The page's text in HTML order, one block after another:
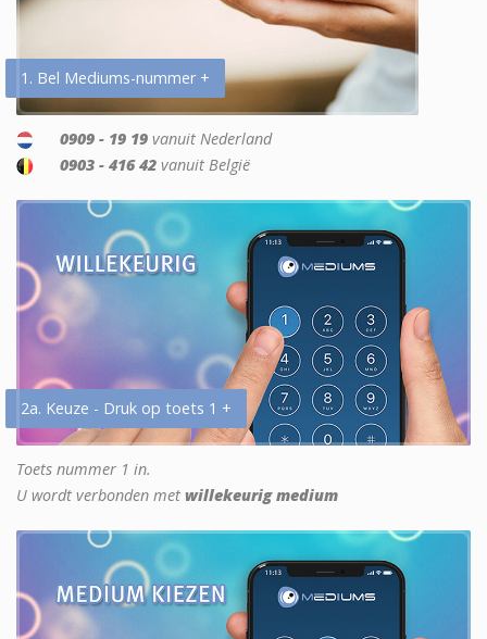
1. Bel Mediums-nummer +
0909 - 19 19 vanuit Nederland
0903 - 416 42 vanuit België
2a. Keuze - Druk op toets 1 +
Toets nummer 1 in.
U wordt verbonden met willekeurig medium